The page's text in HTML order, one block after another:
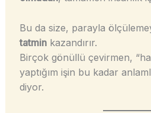
Bu da size, parayla
tatminkazandırır.
Birçok gönüllü çevirmen,
yaptığım işin bu kadar
diyor.